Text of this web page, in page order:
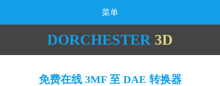
菜单
DORCHESTER 3D
免费在线 3MF 至 DAE 转换器